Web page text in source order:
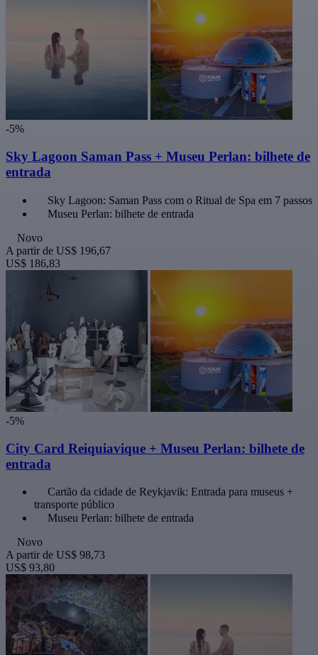
-5%
Sky Lagoon Saman Pass + Museu Perlan: bilhete de
entrada
Sky Lagoon: Saman Pass com o Ritual de Spa em 7 passos
Museu Perlan: bilhete de entrada
Novo
A partir de US$ 196,67
US$ 186,83
-5%
City Card Reiquiavique + Museu Perlan: bilhete de
entrada
Cartão da cidade de Reykjavik: Entrada para museus +
transporte público
Museu Perlan: bilhete de entrada
Novo
A partir de US$ 98,73
US$ 93,80